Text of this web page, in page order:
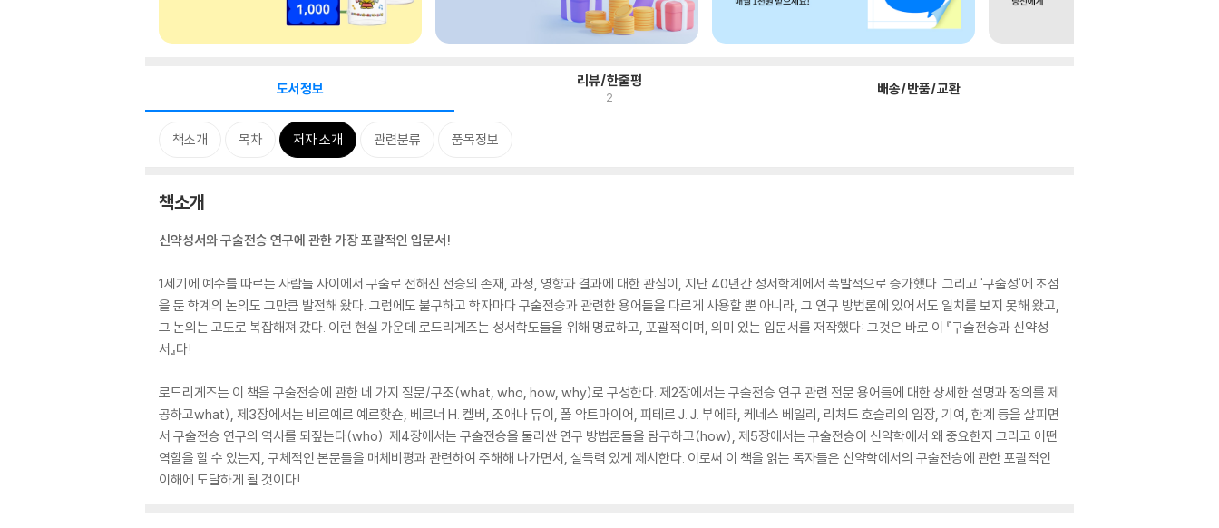
도서정보 리뷰/한줄평
2 배송/반품/교환
책소개 목차 저자 소개 관련분류 품목정보
책소개
신약성서와 구술전승 연구에 관한 가장 포괄적인 입문서!
1세기에 예수를 따르는 사람들 사이에서 구술로 전해진 전승의 존재, 과정, 영향과 결과에 대한 관심이, 지난 40년간 성서학계에서 폭발적으로 증가했다. 그리고 '구술성'에 초점
을 둔 학계의 논의도 그만큼 발전해 왔다. 그럼에도 불구하고 학자마다 구술전승과 관련한 용어들을 다르게 사용할 뿐 아니라, 그 연구 방법론에 있어서도 일치를 보지 못해 왔고,
그 논의는 고도로 복잡해져 갔다. 이런 현실 가운데 로드리게즈는 성서학도들을 위해 명료하고, 포괄적이며, 의미 있는 입문서를 저작했다: 그것은 바로 이 『구술전승과 신약성
서』다!
로드리게즈는 이 책을 구술전승에 관한 네 가지 질문/구조(what, who, how, why)로 구성한다. 제2장에서는 구술전승 연구 관련 전문 용어들에 대한 상세한 설명과 정의를 제
공하고what), 제3장에서는 비르예르 예르핫숀, 베르너 H. 켈버, 조애나 듀이, 폴 악트마이어, 피테르 J. J. 부에타, 케네스 베일리, 리처드 호슬리의 입장, 기여, 한계 등을 살피면
서 구술전승 연구의 역사를 되짚는다(who). 제4장에서는 구술전승을 둘러싼 연구 방법론들을 탐구하고(how), 제5장에서는 구술전승이 신약학에서 왜 중요한지 그리고 어떤
역할을 할 수 있는지, 구체적인 본문들을 매체비평과 관련하여 주해해 나가면서, 설득력 있게 제시한다. 이로써 이 책을 읽는 독자들은 신약학에서의 구술전승에 관한 포괄적인
이해에 도달하게 될 것이다!